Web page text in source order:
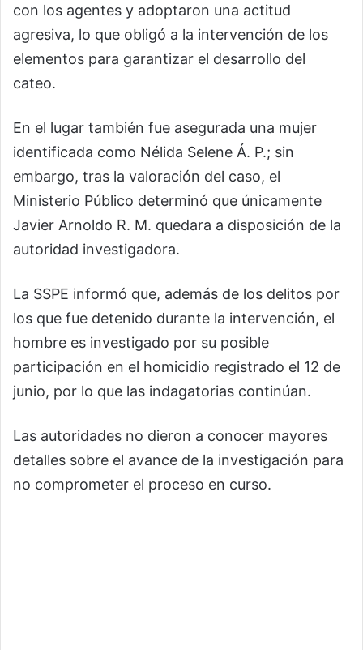
con los agentes y adoptaron una actitud
agresiva, lo que obligó a la intervención de los
elementos para garantizar el desarrollo del
cateo.
En el lugar también fue asegurada una mujer
identificada como Nélida Selene Á. P.; sin
embargo, tras la valoración del caso, el
Ministerio Público determinó que únicamente
Javier Arnoldo R. M. quedara a disposición de la
autoridad investigadora.
La SSPE informó que, además de los delitos por
los que fue detenido durante la intervención, el
hombre es investigado por su posible
participación en el homicidio registrado el 12 de
junio, por lo que las indagatorias continúan.
Las autoridades no dieron a conocer mayores
detalles sobre el avance de la investigación para
no comprometer el proceso en curso.